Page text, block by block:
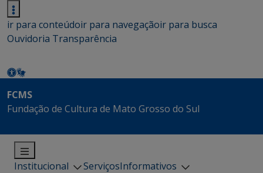
ir para conteúdoir para navegaçãoir para busca
Ouvidoria Transparência
FCMS
Fundação de Cultura de Mato Grosso do Sul
Institucional ServiçosInformativos